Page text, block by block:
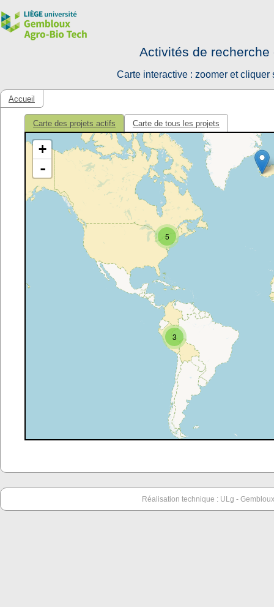
Activités de
Carte interactive : zoomer et
Accueil
Carte des projets actifs Carte de tous les projets
5
3
+
-
Réalisation technique : ULg -